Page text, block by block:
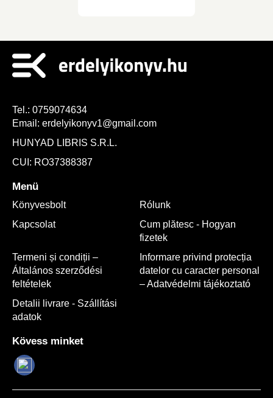
Tel.: 0759074634
Email: erdelyikonyv1@gmail.com
HUNYAD LIBRIS S.R.L.
CUI: RO37388387
Menü
Könyvesbolt
Rólunk
Kapcsolat
Cum plătesc - Hogyan
fizetek
Termeni și condiții –
Általános szerződési
feltételek
Informare privind protecția
datelor cu caracter personal
– Adatvédelmi tájékoztató
Detalii livrare - Szállítási
adatok
Kövess minket